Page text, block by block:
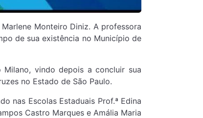
Monteiro Diniz. A professora
de sua existência no Município de
vindo depois a concluir sua
no Estado de São Paulo.
nas Escolas Estaduais Prof.ª Edina
Castro Marques e Amália Maria